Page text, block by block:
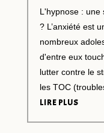
L'hypnose : une
? L’anxiété est
nombreux
d'entre eux
lutter contre le
les TOC
LIRE PLUS